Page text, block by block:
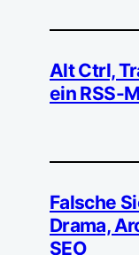
Alt Ctrl,
ein RSS-
Falsche
Drama,
SEO